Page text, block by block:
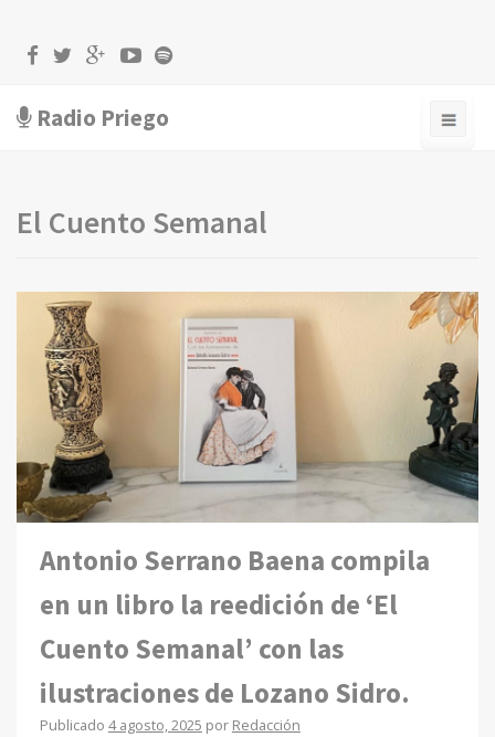
Radio Priego
El Cuento Semanal
Antonio Serrano Baena compila
en un libro la reedición de ‘El
Cuento Semanal’ con las
ilustraciones de Lozano Sidro.
Publicado 4 agosto, 2025 por Redacción